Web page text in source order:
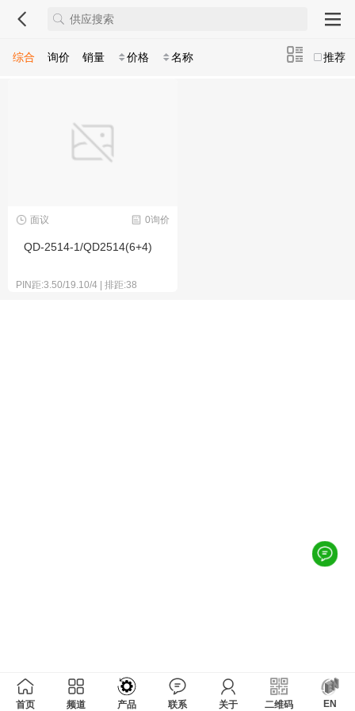
推荐
综合 询价 销量 价格 名称
0询价
面议
QD-2514-1/QD2514(6+4)
PIN距:3.50/19.10/4 | 排距:38
首页 频道 产品 联系 关于 二维码 EN